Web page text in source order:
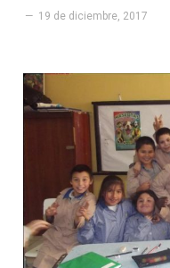
19 de diciembre, 2017